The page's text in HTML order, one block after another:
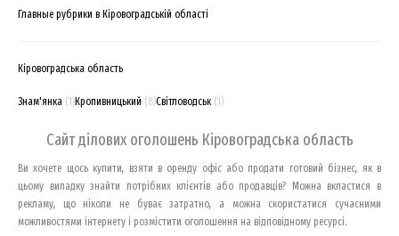
Главные рубрики в Кіровоградській області
Кіровоградська область
Знам'янка (1)Кропивницький (8)Світловодськ (1)
Сайт ділових оголошень Кіровоградська область
Ви хочете щось купити, взяти в оренду офіс або продати готовий бізнес, як в
цьому випадку знайти потрібних клієнтів або продавців? Можна вкластися в
рекламу, що ніколи не буває затратно, а можна скористатися сучасними
можливостями інтернету і розмістити оголошення на відповідному ресурсі.